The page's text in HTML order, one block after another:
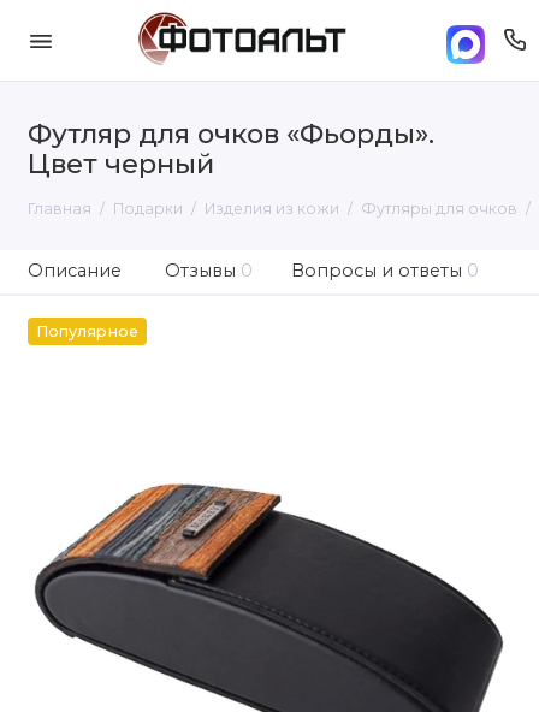
Футляр для очков «Фьорды».
Цвет черный
Главная Подарки Изделия из кожи Футляры для очков
Описание Отзывы 0 Вопросы и ответы 0
Популярное